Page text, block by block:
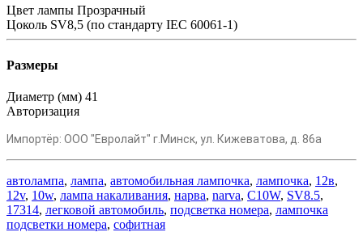
Цвет лампы Прозрачный
Цоколь SV8,5 (по стандарту IEC 60061-1)
Размеры
Диаметр (мм) 41
Авторизация
Импортёр: ООО "Евролайт" г.Минск, ул. Кижеватова, д. 86а
автолампа, лампа, автомобильная лампочка, лампочка, 12в,
12v, 10w, лампа накаливания, нарва, narva, C10W, SV8.5,
17314, легковой автомобиль, подсветка номера, лампочка
подсветки номера, софитная